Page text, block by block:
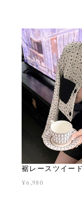
裾レースツイー
¥6,980